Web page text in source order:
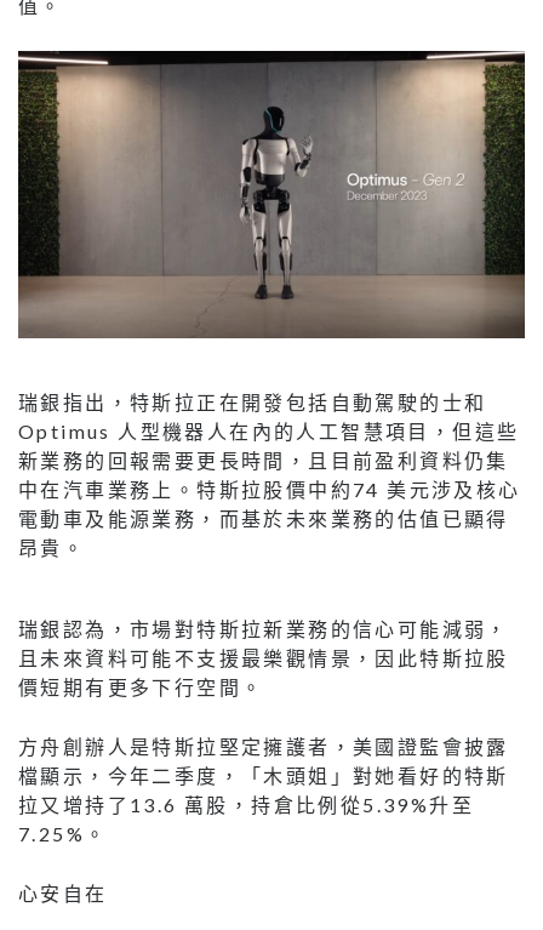
值。
瑞銀指出，特斯拉正在開發包括⾃動駕駛的⼠和
Optimus ⼈型機器⼈在內的⼈⼯智慧項⽬，但這些
新業務的回報需要更⻑時間，且⽬前盈利資料仍集
中在汽⾞業務上。特斯拉股價中約74 美元涉及核⼼
電動⾞及能源業務，⽽基於未來業務的估值已顯得
昂貴。
瑞銀認為，市場對特斯拉新業務的信⼼可能減弱，
且未來資料可能不⽀援最樂觀情景，因此特斯拉股
價短期有更多下⾏空間。
⽅⾈創辦⼈是特斯拉堅定擁護者，美國證監會披露
檔顯示，今年⼆季度，「⽊頭姐」對她看好的特斯
拉⼜增持了13.6 萬股，持倉⽐例從5.39%升⾄
7.25%。
⼼安⾃在